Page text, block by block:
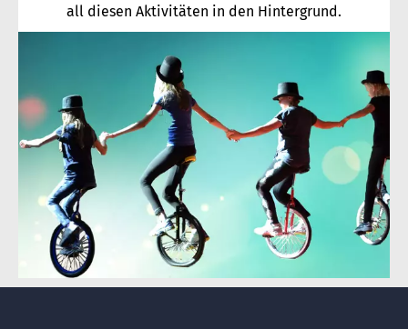
all diesen Aktivitäten in den Hintergrund.